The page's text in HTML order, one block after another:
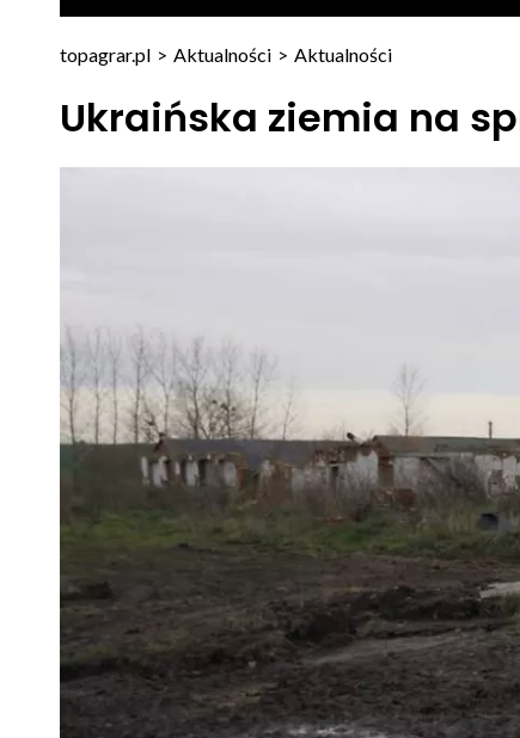
topagrar.pl > Aktualności > Aktualności
Ukraińska ziemia na